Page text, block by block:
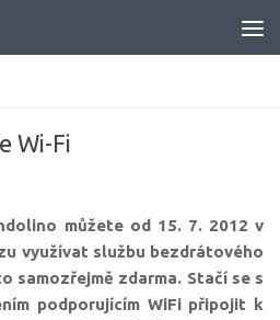
Wi-Fi
můžete od 15. 7. 2012 v
využívat službu bezdrátového
samozřejmě zdarma. Stačí se s
podporujícím WiFi připojit k